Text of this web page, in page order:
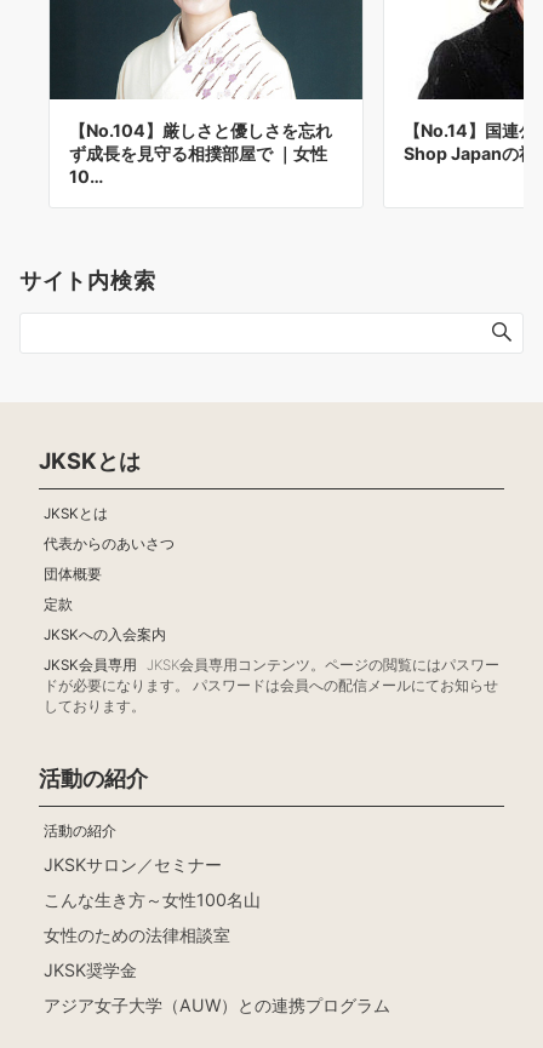
【No.104】厳しさと優しさを忘れ
ず成長を見守る相撲部屋で ｜女性
10…
【No.14】国連
Shop Japanの社
サイト内検索
JKSKとは
JKSKとは
代表からのあいさつ
団体概要
定款
JKSKへの入会案内
JKSK会員専用
JKSK会員専用コンテンツ。ページの閲覧にはパスワー
ドが必要になります。 パスワードは会員への配信メールにてお知らせ
しております。
活動の紹介
活動の紹介
JKSKサロン／セミナー
こんな生き方～女性100名山
女性のための法律相談室
JKSK奨学金
アジア女子大学（AUW）との連携プログラム